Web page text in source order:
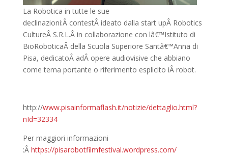
La Robotica in tutte le sue
declinazioni:Â contestÂ ideato dalla start upÂ Robotics
CultureÂ S.R.L.Â in collaborazione con lâ€™Istituto di
BioRoboticaÂ della Scuola Superiore Santâ€™Anna di
Pisa, dedicatoÂ adÂ opere audiovisive che abbiano
come tema portante o riferimento esplicito iÂ robot.
http://www.pisainformaflash.it/notizie/dettaglio.html?
nId=32334
Per maggiori informazioni
:Â https://pisarobotfilmfestival.wordpress.com/